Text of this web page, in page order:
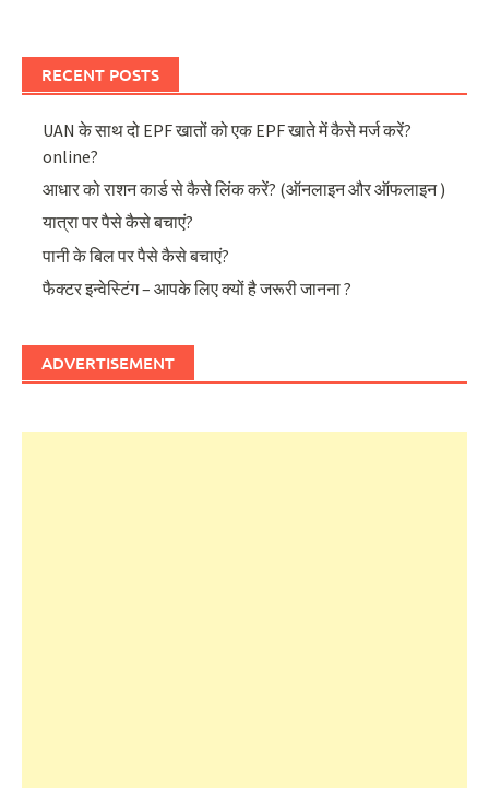
RECENT POSTS
UAN के साथ दो EPF खातों को एक EPF खाते में कैसे मर्ज करें?
online?
आधार को राशन कार्ड से कैसे लिंक करें? (ऑनलाइन और ऑफलाइन )
यात्रा पर पैसे कैसे बचाएं?
पानी के बिल पर पैसे कैसे बचाएं?
फैक्टर इन्वेस्टिंग – आपके लिए क्यों है जरूरी जानना ?
ADVERTISEMENT